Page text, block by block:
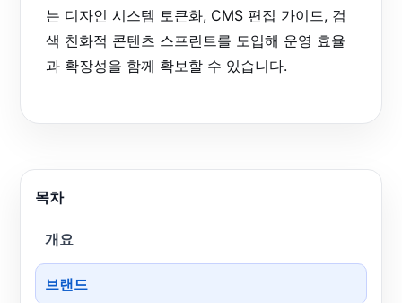
는 디자인 시스템 토큰화, CMS 편집 가이드, 검
색 친화적 콘텐츠 스프린트를 도입해 운영 효율
과 확장성을 함께 확보할 수 있습니다.
목차
개요
브랜드